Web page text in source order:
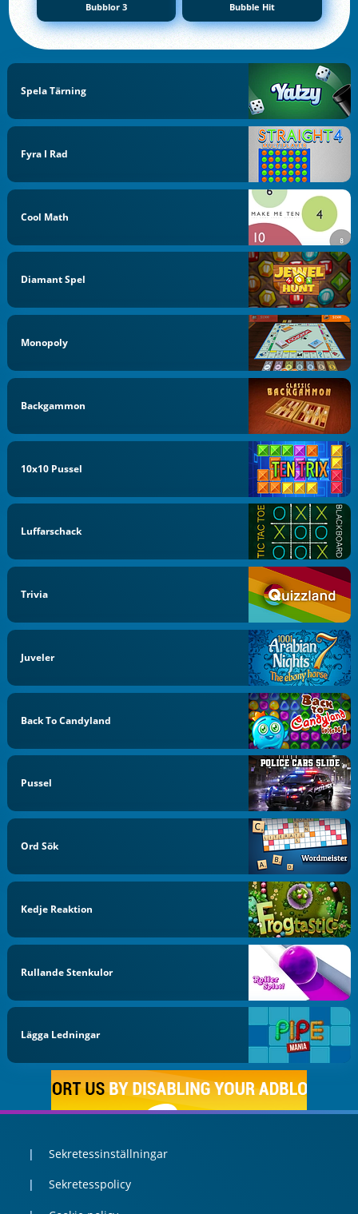
Bubblor 3 Bubble Hit
Spela Tärning
Fyra I Rad
Cool Math
Diamant Spel
Monopoly
Backgammon
10x10 Pussel
Luffarschack
Trivia
Juveler
Back To Candyland
Pussel
Ord Sök
Kedje Reaktion
Rullande Stenkulor
Lägga Ledningar
Sekretessinställningar
Sekretesspolicy